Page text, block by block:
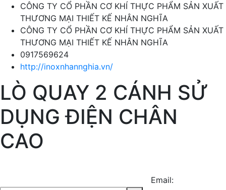
CÔNG TY CỔ PHẦN CƠ KHÍ THỰC PHẨM SẢN XUẤT
THƯƠNG MẠI THIẾT KẾ NHÂN NGHĨA
CÔNG TY CỔ PHẦN CƠ KHÍ THỰC PHẨM SẢN XUẤT
THƯƠNG MẠI THIẾT KẾ NHÂN NGHĨA
0917569624
http://inoxnhannghia.vn/
LÒ QUAY 2 CÁNH SỬ
DỤNG ĐIỆN CHÂN
CAO
Email: